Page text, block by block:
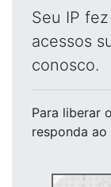
Seu IP
acessos
conosco.
Para liberar
responda